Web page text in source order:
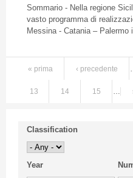
Sommario - Nella regione
vasto programma di
Messina - Catania – Palermo
« prima ‹ precedente
13 14 15 …
Classification
Year